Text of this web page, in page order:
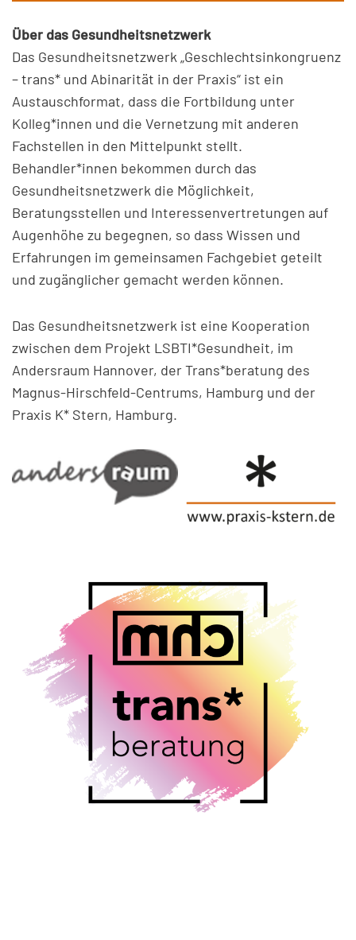
Über das Gesundheitsnetzwerk
Das Gesundheitsnetzwerk „Geschlechtsinkongruenz
– trans* und Abinarität in der Praxis“ ist ein
Austauschformat, dass die Fortbildung unter
Kolleg*innen und die Vernetzung mit anderen
Fachstellen in den Mittelpunkt stellt.
Behandler*innen bekommen durch das
Gesundheitsnetzwerk die Möglichkeit,
Beratungsstellen und Interessenvertretungen auf
Augenhöhe zu begegnen, so dass Wissen und
Erfahrungen im gemeinsamen Fachgebiet geteilt
und zugänglicher gemacht werden können.
Das Gesundheitsnetzwerk ist eine Kooperation
zwischen dem Projekt LSBTI*Gesundheit, im
Andersraum Hannover, der Trans*beratung des
Magnus-Hirschfeld-Centrums, Hamburg und der
Praxis K* Stern, Hamburg.